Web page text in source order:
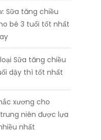
Sữa tăng chiều
bé 3 tuổi tốt nhất
Sữa tăng chiều
dậy thì tốt nhất
xương cho
niên được lựa
nhất